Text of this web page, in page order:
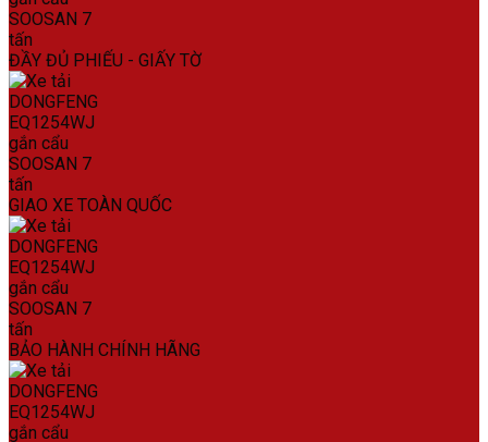
ĐẦY ĐỦ PHIẾU - GIẤY TỜ
GIAO XE TOÀN QUỐC
BẢO HÀNH CHÍNH HÃNG